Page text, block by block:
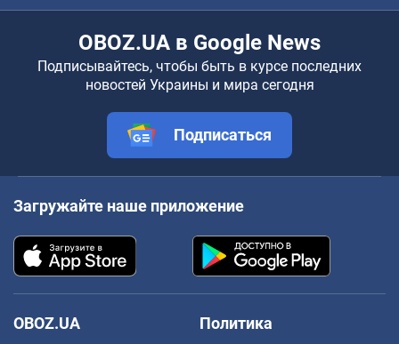
OBOZ.UA в Google News
Подписывайтесь, чтобы быть в курсе последних
новостей Украины и мира сегодня
Подписаться
Загружайте наше приложение
OBOZ.UA
Политика